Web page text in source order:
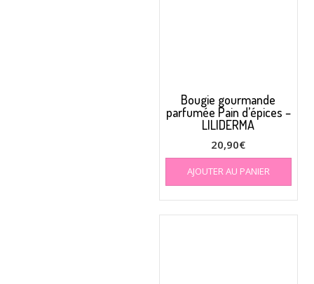
Bougie gourmande
parfumée Pain d’épices –
LILIDERMA
20,90€
AJOUTER AU PANIER